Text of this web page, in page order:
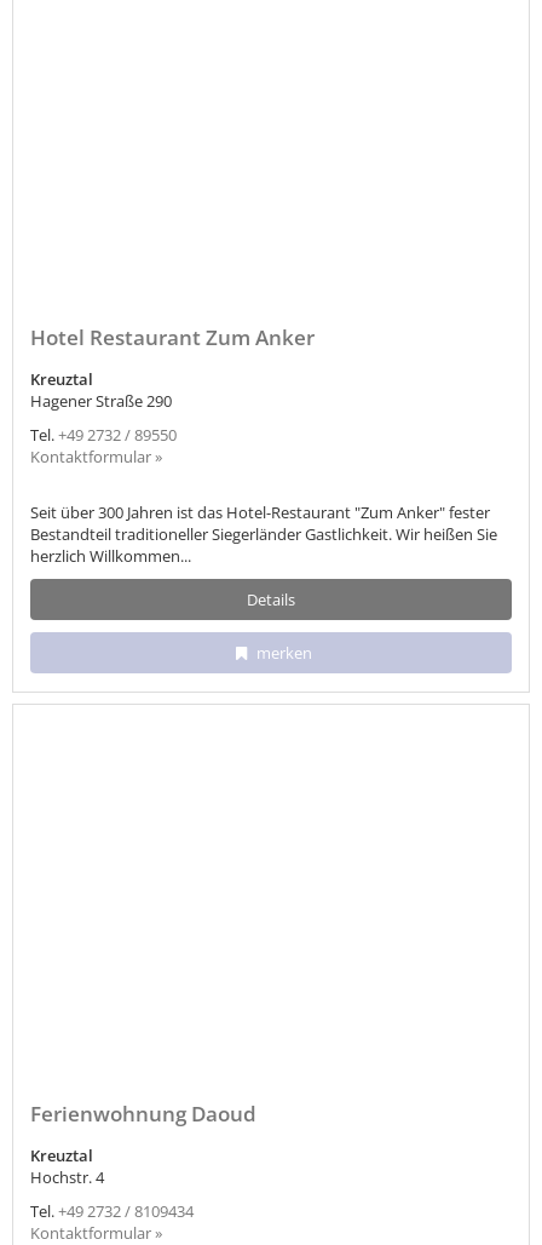
Hotel Restaurant Zum Anker
Kreuztal
Hagener Straße 290
Tel.+49 2732 / 89550
Kontaktformular »
Seit über 300 Jahren ist das Hotel-Restaurant "Zum Anker" fester
Bestandteil traditioneller Siegerländer Gastlichkeit. Wir heißen Sie
herzlich Willkommen...
Details
merken
Ferienwohnung Daoud
Kreuztal
Hochstr. 4
Tel.+49 2732 / 8109434
Kontaktformular »